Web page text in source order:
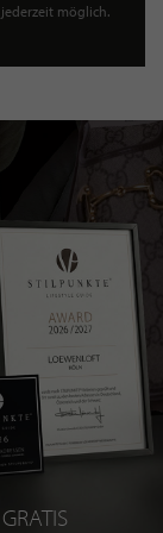
möglich.